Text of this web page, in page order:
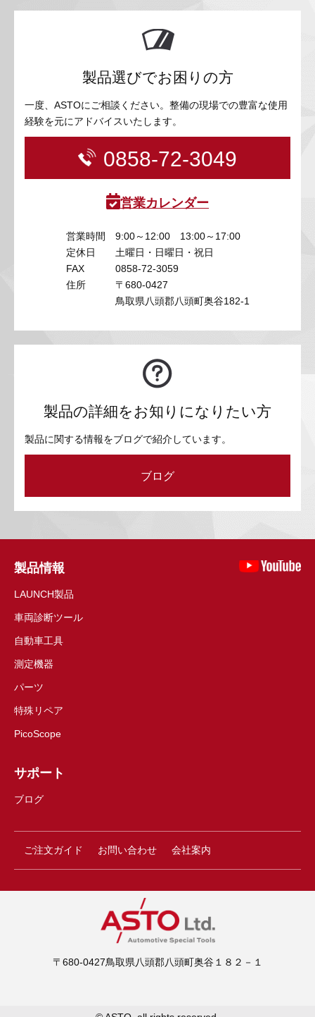
製品選びでお困りの方
一度、ASTOにご相談ください。整備の現場での豊富な使用
経験を元にアドバイスいたします。
0858-72-3049
営業カレンダー
営業時間
9:00～12:00 13:00～17:00
定休日
土曜日・日曜日・祝日
FAX
0858-72-3059
住所
〒680-0427
鳥取県八頭郡八頭町奥谷182-1
製品の詳細をお知りになりたい方
製品に関する情報をブログで紹介しています。
ブログ
製品情報
LAUNCH製品
車両診断ツール
自動車工具
測定機器
パーツ
特殊リペア
PicoScope
サポート
ブログ
ご注文ガイド お問い合わせ 会社案内
〒680-0427鳥取県八頭郡八頭町奥谷１８２－１